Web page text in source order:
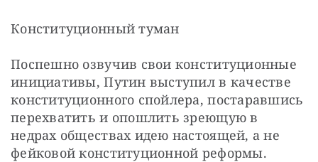
Конституционный туман
Поспешно озвучив свои конституционные
инициативы, Путин выступил в качестве
конституционного спойлера, постаравшись
перехватить и опошлить зреющую в
недрах обществах идею настоящей, а не
фейковой конституционной реформы.